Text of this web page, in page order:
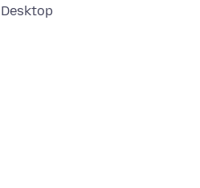
Desktop